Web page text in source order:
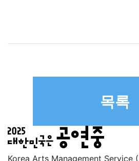
목록
Korea Arts Management Service